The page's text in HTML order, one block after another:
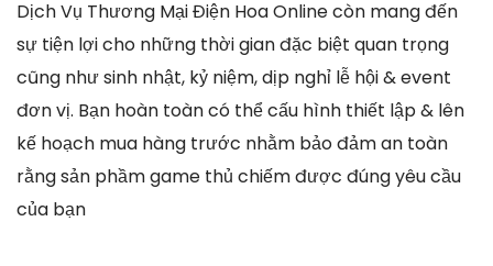
Dịch Vụ Thương Mại Điện Hoa Online còn mang đến
sự tiện lợi cho những thời gian đặc biệt quan trọng
cũng như sinh nhật, kỷ niệm, dịp nghỉ lễ hội & event
đơn vị. Bạn hoàn toàn có thể cấu hình thiết lập & lên
kế hoạch mua hàng trước nhằm bảo đảm an toàn
rằng sản phầm game thủ chiếm được đúng yêu cầu
của bạn